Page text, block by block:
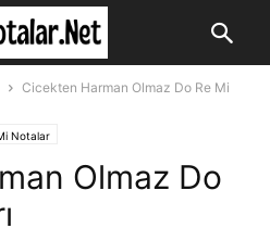
Cicekten Harman Olmaz Do Re Mi
Notalar
Olmaz Do